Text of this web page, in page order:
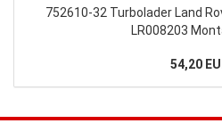
752610-32 Turbolader Land
LR008203
54,20